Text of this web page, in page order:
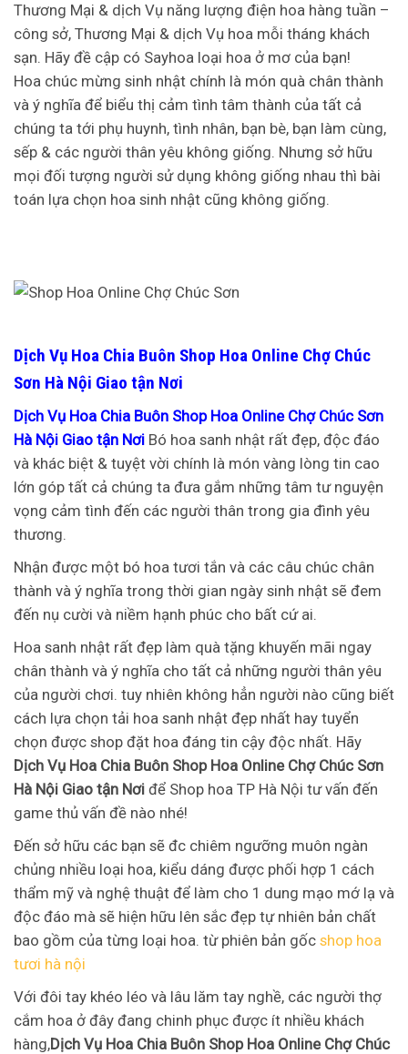
Thương Mại & dịch Vụ năng lượng điện hoa hàng tuần –
công sở, Thương Mại & dịch Vụ hoa mỗi tháng khách
sạn. Hãy đề cập có Sayhoa loại hoa ở mơ của bạn!
Hoa chúc mừng sinh nhật chính là món quà chân thành
và ý nghĩa để biểu thị cảm tình tâm thành của tất cả
chúng ta tới phụ huynh, tình nhân, bạn bè, bạn làm cùng,
sếp & các người thân yêu không giống. Nhưng sở hữu
mọi đối tượng người sử dụng không giống nhau thì bài
toán lựa chọn hoa sinh nhật cũng không giống.
Dịch Vụ Hoa Chia Buôn Shop Hoa Online Chợ Chúc
Sơn Hà Nội Giao tận Nơi
Dịch Vụ Hoa Chia Buôn Shop Hoa Online Chợ Chúc Sơn
Hà Nội Giao tận Nơi Bó hoa sanh nhật rất đẹp, độc đáo
và khác biệt & tuyệt vời chính là món vàng lòng tin cao
lớn góp tất cả chúng ta đưa gắm những tâm tư nguyện
vọng cảm tình đến các người thân trong gia đình yêu
thương.
Nhận được một bó hoa tươi tắn và các câu chúc chân
thành và ý nghĩa trong thời gian ngày sinh nhật sẽ đem
đến nụ cười và niềm hạnh phúc cho bất cứ ai.
Hoa sanh nhật rất đẹp làm quà tặng khuyến mãi ngay
chân thành và ý nghĩa cho tất cả những người thân yêu
của người chơi. tuy nhiên không hẳn người nào cũng biết
cách lựa chọn tải hoa sanh nhật đẹp nhất hay tuyển
chọn được shop đặt hoa đáng tin cậy độc nhất. Hãy
Dịch Vụ Hoa Chia Buôn Shop Hoa Online Chợ Chúc Sơn
Hà Nội Giao tận Nơi để Shop hoa TP Hà Nội tư vấn đến
game thủ vấn đề nào nhé!
Đến sở hữu các bạn sẽ đc chiêm ngưỡng muôn ngàn
chủng nhiều loại hoa, kiểu dáng được phối hợp 1 cách
thẩm mỹ và nghệ thuật để làm cho 1 dung mạo mớ lạ và
độc đáo mà sẽ hiện hữu lên sắc đẹp tự nhiên bản chất
bao gồm của từng loại hoa. từ phiên bản gốc shop hoa
tươi hà nội
Với đôi tay khéo léo và lâu lăm tay nghề, các người thợ
cắm hoa ở đây đang chinh phục được ít nhiều khách
hàng,Dịch Vụ Hoa Chia Buôn Shop Hoa Online Chợ Chúc